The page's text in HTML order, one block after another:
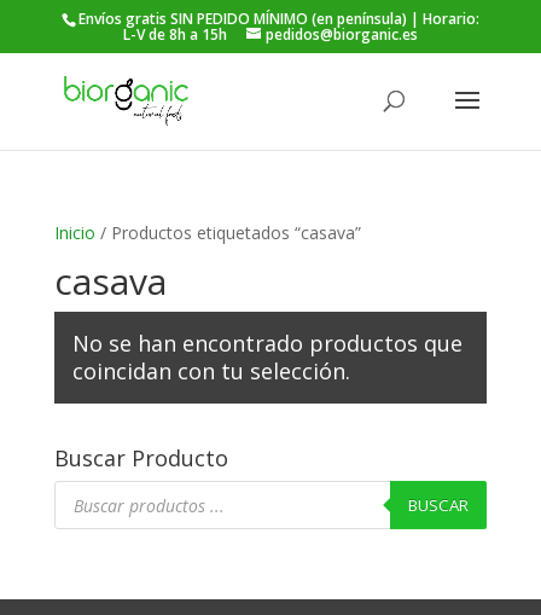
Envíos gratis SIN PEDIDO MÍNIMO (en península) | Horario:
L-V de 8h a 15h pedidos@biorganic.es
Inicio / Productos etiquetados “casava”
casava
No se han encontrado productos que
coincidan con tu selección.
Buscar Producto
Búsqueda
productos
BUSCAR